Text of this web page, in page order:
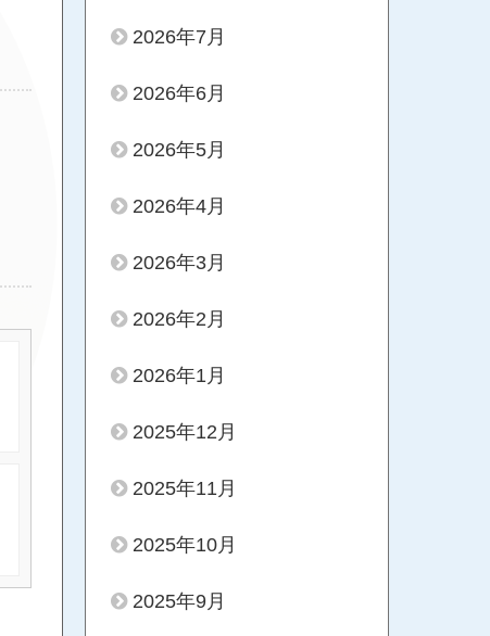
2026年7月
2026年6月
2026年5月
2026年4月
2026年3月
2026年2月
2026年1月
2025年12月
2025年11月
2025年10月
2025年9月